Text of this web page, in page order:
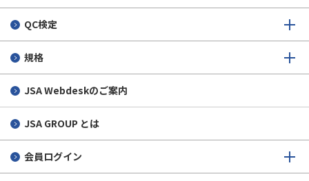
QC検定
規格
JSA Webdeskのご案内
JSA GROUP とは
会員ログイン